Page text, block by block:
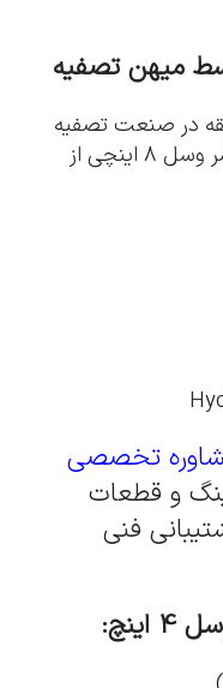
در صنعت تصفیه
آب، عرضه‌کننده تخصصی انواع پرشر وسل ۸ اینچی از
تخصصی
و قطعات
فنی